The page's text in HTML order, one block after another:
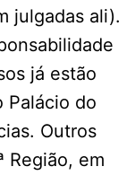
julgadas ali).
já estão
Palácio do
Outros
Região, em